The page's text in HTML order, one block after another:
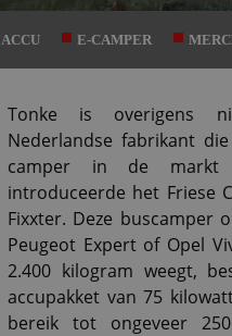
ACCU E-CAMPER
Tonke is overigens
Nederlandse fabrikant
camper in de markt
introduceerde het Friese
Fixxter. Deze buscamper
Peugeot Expert of Opel
2.400 kilogram weegt,
accupakket van 75
bereik tot ongeveer